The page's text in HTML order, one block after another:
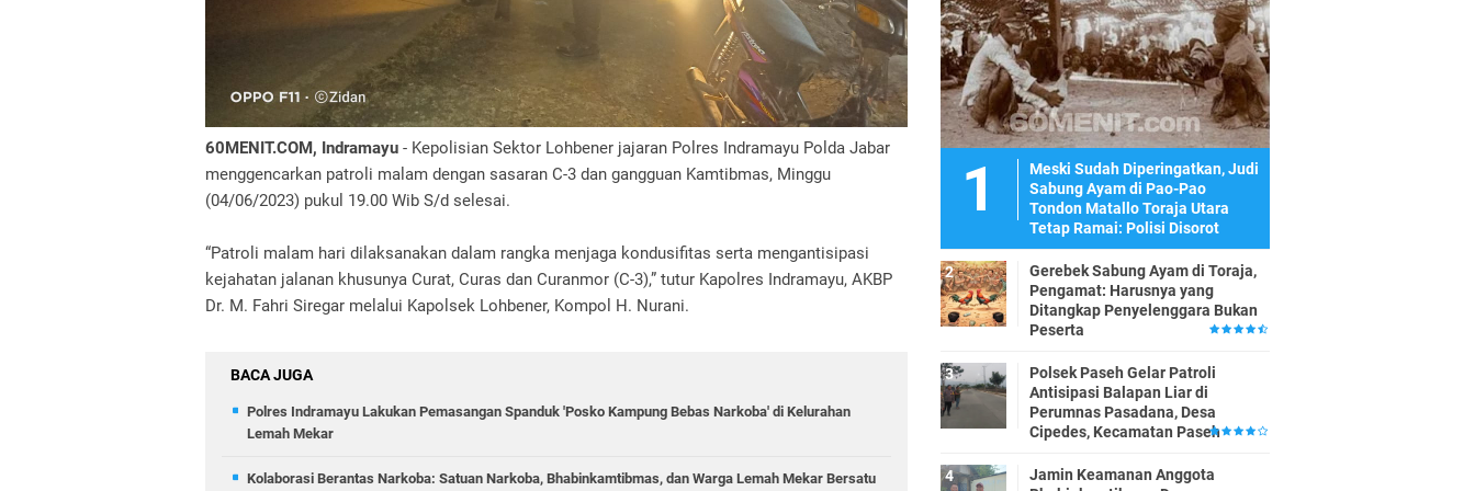
60MENIT.COM, Indramayu - Kepolisian Sektor Lohbener jajaran Polres Indramayu Polda Jabar
menggencarkan patroli malam dengan sasaran C-3 dan gangguan Kamtibmas, Minggu
(04/06/2023) pukul 19.00 Wib S/d selesai.
“Patroli malam hari dilaksanakan dalam rangka menjaga kondusifitas serta mengantisipasi
kejahatan jalanan khusunya Curat, Curas dan Curanmor (C-3),” tutur Kapolres Indramayu, AKBP
Dr. M. Fahri Siregar melalui Kapolsek Lohbener, Kompol H. Nurani.
BACA JUGA
Polres Indramayu Lakukan Pemasangan Spanduk 'Posko Kampung Bebas Narkoba' di Kelurahan
Lemah Mekar
Kolaborasi Berantas Narkoba: Satuan Narkoba, Bhabinkamtibmas, dan Warga Lemah Mekar Bersatu
Meski Sudah Diperingatkan, Judi
Sabung Ayam di Pao-Pao
Tondon Matallo Toraja Utara
Tetap Ramai: Polisi Disorot
Gerebek Sabung Ayam di Toraja,
Pengamat: Harusnya yang
Ditangkap Penyelenggara Bukan
Peserta
Polsek Paseh Gelar Patroli
Antisipasi Balapan Liar di
Perumnas Pasadana, Desa
Cipedes, Kecamatan Paseh
Jamin Keamanan Anggota